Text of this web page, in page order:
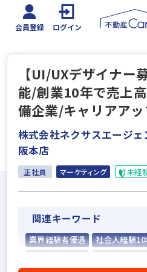
会員登録 ログイン
【UI/UXデザイナー
能/創業10年で売上
備企業/キャリアア
株式会社ネクサスエージェ
阪本店
正社員 マーケティング 未経
関連キーワード
業界経験者優遇
社会人経験